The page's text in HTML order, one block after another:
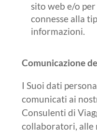
sito web e/o
connesse alla
informazioni.
Comunicazione
I Suoi dati
comunicati ai
Consulenti di
collaboratori, alle